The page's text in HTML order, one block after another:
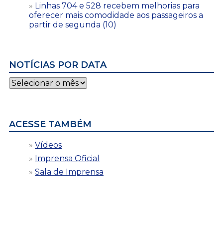
Linhas 704 e 528 recebem melhorias para
oferecer mais comodidade aos passageiros a
partir de segunda (10)
NOTÍCIAS POR DATA
Notícias
por
ACESSE TAMBÉM
Vídeos
Imprensa Oficial
Sala de Imprensa